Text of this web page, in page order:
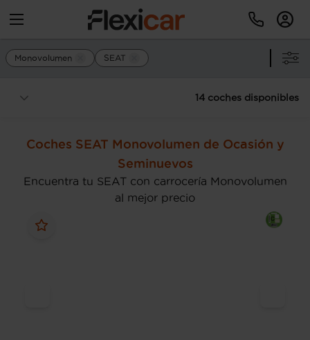
Monovolumen SEAT
14 coches disponibles
Coches SEAT Monovolumen de Ocasión y
Seminuevos
Encuentra tu SEAT con carrocería Monovolumen
al mejor precio